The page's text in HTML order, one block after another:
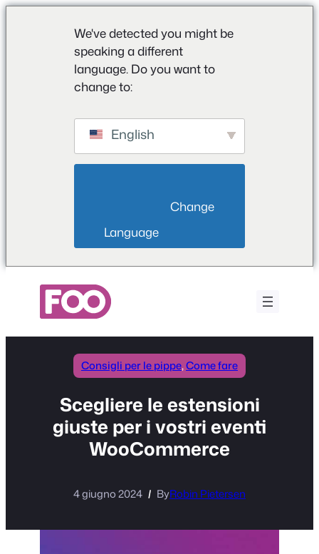
We've detected you might be
speaking a different
language. Do you want to
change to:
English
Language
contenuto
Consigli per le pippe, Come fare
Scegliere le estensioni
giuste per i vostri eventi
WooCommerce
4 giugno 2024 ByRobin Pietersen